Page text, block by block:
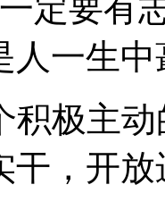
要有志
人一生
极主动
干，开放